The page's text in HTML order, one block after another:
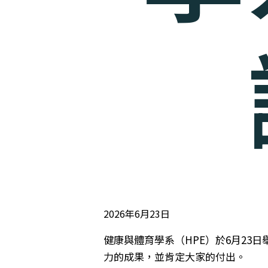
2026年6月23日
健康與體育學系（HPE）於6月23
力的成果，並肯定大家的付出。